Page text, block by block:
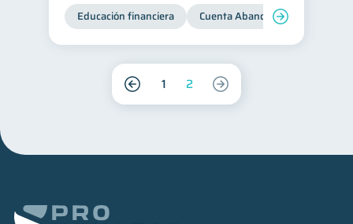
Educación financiera Cuenta Abandonada
1 2